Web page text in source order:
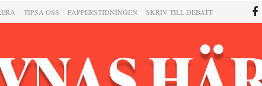
TIPSA OSS PAPPERSTIDNINGEN SKRIV TILL DEBATT